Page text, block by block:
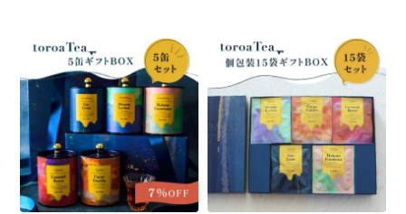
TOP
読みもの
会社概要
お問い合わせ
商品
特集記事
メンバー特典